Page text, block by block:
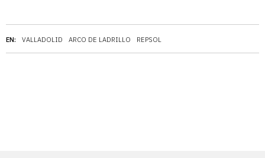
EN: VALLADOLID ARCO DE LADRILLO REPSOL